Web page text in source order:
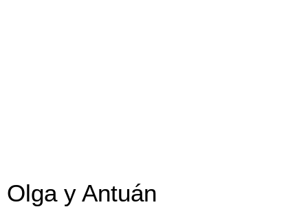
Olga y Antuán